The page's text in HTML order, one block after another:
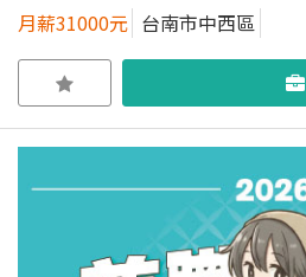
月薪31000元 台南市中西區